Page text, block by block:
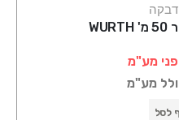
מע"מ
מע"מ
לסל